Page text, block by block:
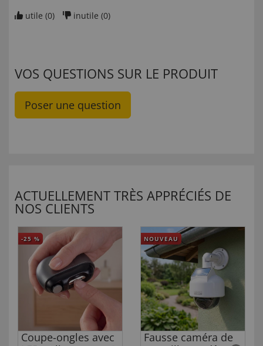
utile (0) inutile (0)
VOS QUESTIONS SUR LE PRODUIT
Poser une question
ACTUELLEMENT TRÈS APPRÉCIÉS DE
NOS CLIENTS
-25 %
Coupe-ongles avec
NOUVEAU
Fausse caméra de